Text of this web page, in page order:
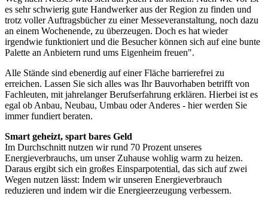
es sehr schwierig gute Handwerker aus der Region zu finden und
trotz voller Auftragsbücher zu einer Messeveranstaltung, noch dazu
an einem Wochenende, zu überzeugen. Doch es hat wieder
irgendwie funktioniert und die Besucher können sich auf eine bunte
Palette an Anbietern rund ums Eigenheim freuen".
Alle Stände sind ebenerdig auf einer Fläche barrierefrei zu
erreichen. Lassen Sie sich alles was Ihr Bauvorhaben betrifft von
Fachleuten, mit jahrelanger Berufserfahrung erklären. Hierbei ist es
egal ob Anbau, Neubau, Umbau oder Anderes - hier werden Sie
immer fundiert beraten.
Smart geheizt, spart bares Geld
Im Durchschnitt nutzen wir rund 70 Prozent unseres
Energieverbrauchs, um unser Zuhause wohlig warm zu heizen.
Daraus ergibt sich ein großes Einsparpotential, das sich auf zwei
Wegen nutzen lässt: Indem wir unseren Energieverbrauch
reduzieren und indem wir die Energieerzeugung verbessern.